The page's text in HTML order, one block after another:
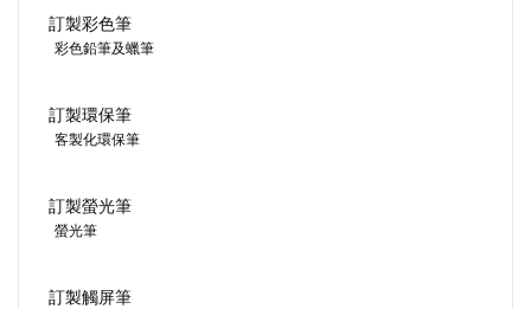
訂製彩色筆
彩色鉛筆及蠟筆
訂製環保筆
客製化環保筆
訂製螢光筆
螢光筆
訂製觸屏筆